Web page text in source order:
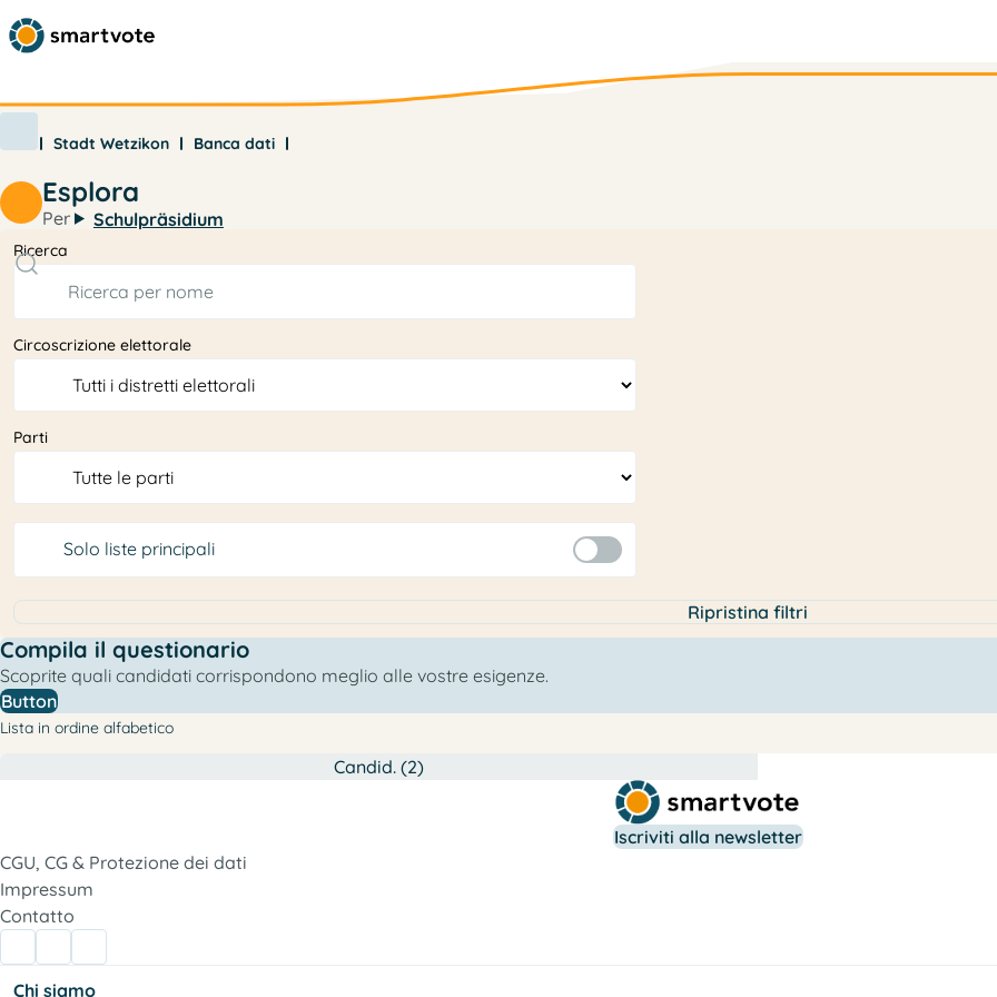
Stadt Wetzikon Banca dati
Esplora
Per Schulpräsidium
Ricerca
Circoscrizione elettorale
Parti
Solo liste principali
Ripristina filtri
Compila il questionario
Scoprite quali candidati corrispondono meglio alle vostre esigenze.
Button
Lista in ordine alfabetico
Candid. (2)
Iscriviti alla newsletter
CGU, CG & Protezione dei dati
Impressum
Contatto
Chi siamo